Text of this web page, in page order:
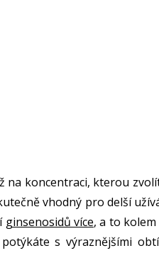
na koncentraci, kterou
vhodný pro delší
ginsenosidů více, a to kolem
s výraznějšími